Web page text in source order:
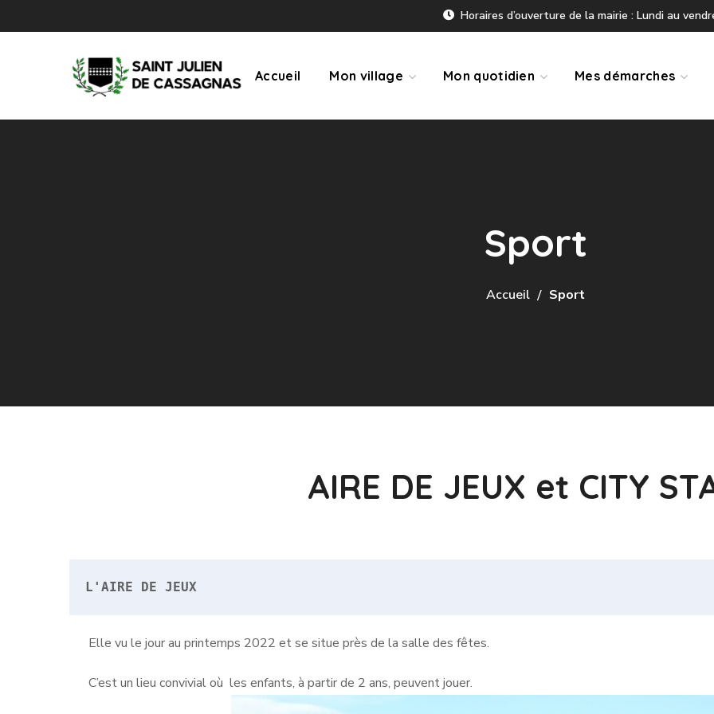
Horaires d’ouverture de la mairie : Lundi au
Accueil Mon village Mon quotidien Mes démarches
Sport
Accueil Sport
AIRE DE JEUX et CITY
L'AIRE DE JEUX
Elle vu le jour au printemps 2022 et se situe près de la salle des fêtes.
C’est un lieu convivial où les enfants, à partir de 2 ans, peuvent jouer.